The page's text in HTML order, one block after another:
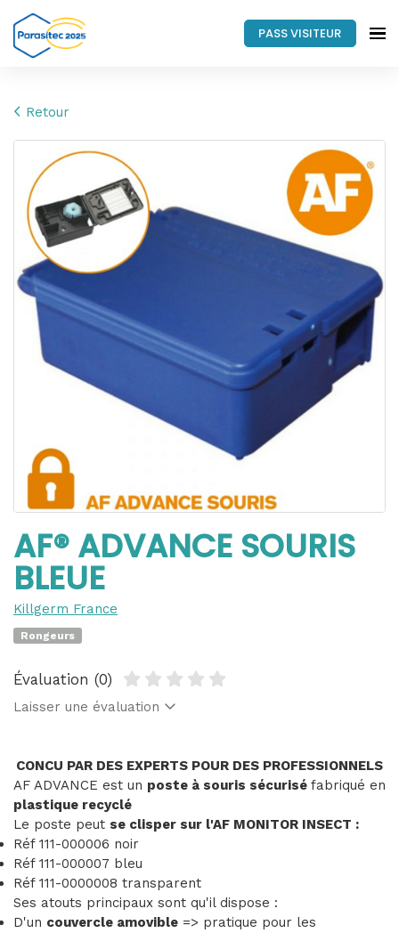
PASS VISITEUR
Retour
AF® ADVANCE SOURIS
BLEUE
Killgerm France
Rongeurs
Évaluation (0)
Laisser une évaluation
CONCU PAR DES EXPERTS POUR DES PROFESSIONNELS
AF ADVANCE est un poste à souris sécurisé fabriqué en
plastique recyclé
Le poste peut se clisper sur l'AF MONITOR INSECT :
Réf 111-000006 noir
Réf 111-000007 bleu
Réf 111-0000008 transparent
Ses atouts principaux sont qu'il dispose :
D'un couvercle amovible => pratique pour les